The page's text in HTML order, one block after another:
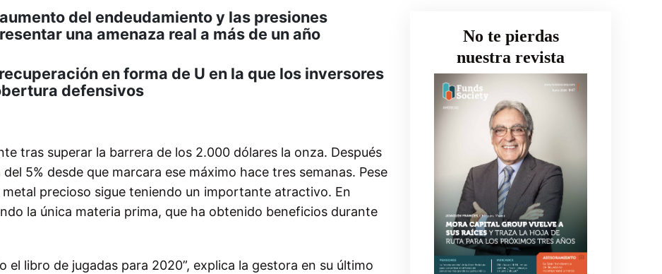
del endeudamiento y las presiones
una amenaza real a más de un año
en forma de U en la que los inversores
defensivos
tras superar la barrera de los 2.000 dólares la onza. Después
5% desde que marcara ese máximo hace tres semanas. Pese
precioso sigue teniendo un importante atractivo. En
la única materia prima, que ha obtenido beneficios durante
el libro de jugadas para 2020”, explica la gestora en su último
No te pierdas
nuestra revista